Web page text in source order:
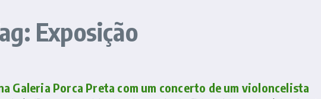
Exposição
Galeria Porca Preta com um concerto de um violoncelista